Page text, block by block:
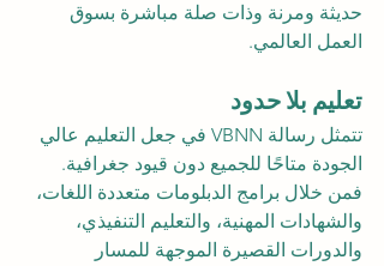
حديثة ومرنة وذات صلة مباشرة بسوق
العمل العالمي.
تعليم بلا حدود
تتمثل رسالة VBNN في جعل التعليم عالي
الجودة متاحًا للجميع دون قيود جغرافية.
فمن خلال برامج الدبلومات متعددة اللغات،
والشهادات المهنية، والتعليم التنفيذي،
والدورات القصيرة الموجهة للمسار